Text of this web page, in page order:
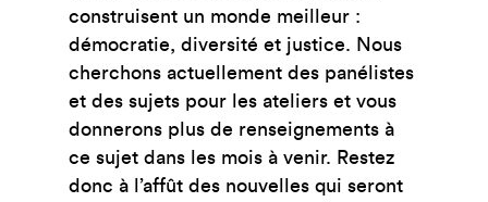
construisent un monde meilleur :
démocratie, diversité et justice. Nous
cherchons actuellement des panélistes
et des sujets pour les ateliers et vous
donnerons plus de renseignements à
ce sujet dans les mois à venir. Restez
donc à l’affût des nouvelles qui seront